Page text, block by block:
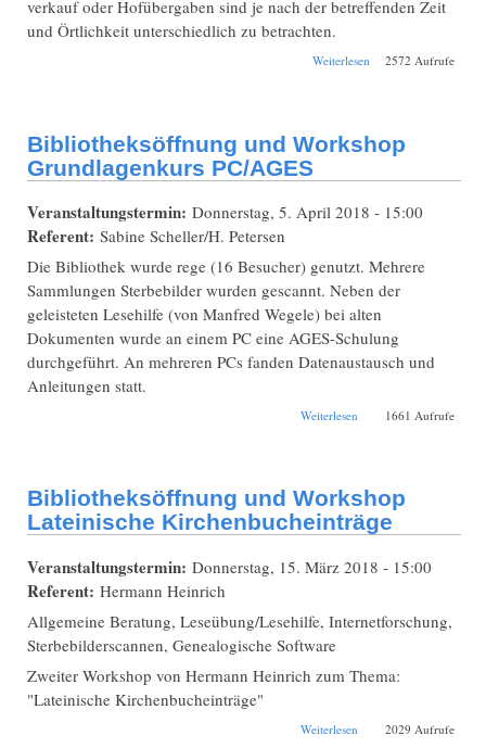
verkauf oder Hofübergaben sind je nach der betreffenden Zeit
und Örtlichkeit unterschiedlich zu betrachten.
Weiterlesen über Maße und
2572 Aufrufe
Bibliotheksöffnung und Workshop
Grundlagenkurs PC/AGES
Veranstaltungstermin: Donnerstag, 5. April 2018 - 15:00
Referent: Sabine Scheller/H. Petersen
Die Bibliothek wurde rege (16 Besucher) genutzt. Mehrere
Sammlungen Sterbebilder wurden gescannt. Neben der
geleisteten Lesehilfe (von Manfred Wegele) bei alten
Dokumenten wurde an einem PC eine AGES-Schulung
durchgeführt. An mehreren PCs fanden Datenaustausch und
Anleitungen statt.
Weiterlesen 1661 Aufrufe
Bibliotheksöffnung und Workshop
Lateinische Kirchenbucheinträge
Veranstaltungstermin: Donnerstag, 15. März 2018 - 15:00
Referent: Hermann Heinrich
Allgemeine Beratung, Leseübung/Lesehilfe, Internetforschung,
Sterbebilderscannen, Genealogische Software
Zweiter Workshop von Hermann Heinrich zum Thema:
"Lateinische Kirchenbucheinträge"
Weiterlesen 2029 Aufrufe